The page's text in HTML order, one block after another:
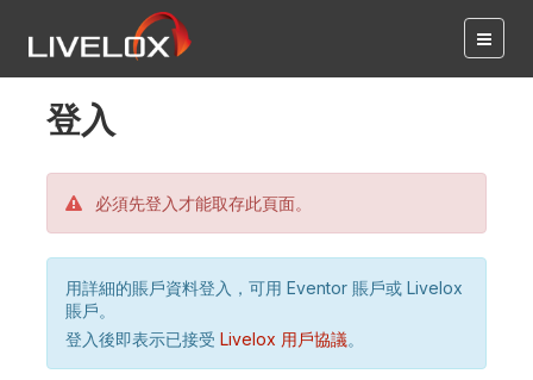
登入
必須先登入才能取存此頁面。
用詳細的賬戶資料登入，可用 Eventor 賬戶或 Livelox
賬戶。
登入後即表示已接受 Livelox 用戶協議。